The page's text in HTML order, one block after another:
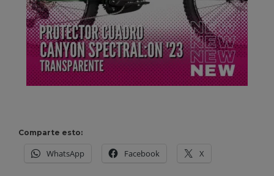
Comparte esto:
WhatsApp Facebook X